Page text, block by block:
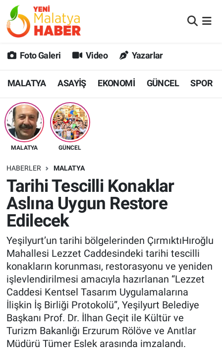
Foto Galeri Video Yazarlar
MALATYA ASAYİŞ EKONOMİ GÜNCEL SPOR
MALATYA GÜNCEL
HABERLER MALATYA
Tarihi Tescilli Konaklar
Aslına Uygun Restore
Edilecek
Yeşilyurt’un tarihi bölgelerinden ÇırmıktıHıroğlu
Mahallesi Lezzet Caddesindeki tarihi tescilli
konakların korunması, restorasyonu ve yeniden
işlevlendirilmesi amacıyla hazırlanan “Lezzet
Caddesi Kentsel Tasarım Uygulamalarına
İlişkin İş Birliği Protokolü”, Yeşilyurt Belediye
Başkanı Prof. Dr. İlhan Geçit ile Kültür ve
Turizm Bakanlığı Erzurum Rölöve ve Anıtlar
Müdürü Tümer Eslek arasında imzalandı.
MALATYA
GÜNCEL
SPOR
SAĞLIK
DİĞER
EKONOMİ
Malatya Nöbetçi Eczaneler
MALATYA Namaz Vakitleri
Malatya Trafik Yoğunluk Haritası
Süper Lig Puan Durumu ve Fikstür
Tüm Manşetler
Son Dakika Haberleri
Haber Arşivi